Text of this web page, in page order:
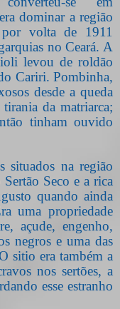
dominar a região
volta de 1911
no Ceará. A
levou de roldão
Cariri. Pombinha,
desde a queda
da matriarca;
tinham ouvido
situados na região
Seco e a rica
quando ainda
uma propriedade
açude, engenho,
negros e uma das
sitio era também a
nos sertões, a
esse estranho